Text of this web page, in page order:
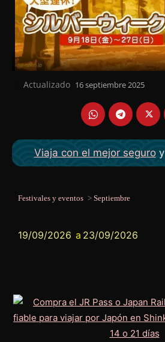
Actualizado 16 septiembre 2025
Viaja con el mejor seguroy
Festivales y eventos > Septiembre
19/09/2026 a 23/09/2026